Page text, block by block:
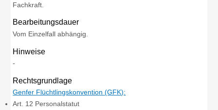
Fachkraft.
Bearbeitungsdauer
Vom Einzelfall abhängig.
Hinweise
-
Rechtsgrundlage
Genfer Flüchtlingskonvention (GFK):
Art. 12 Personalstatut